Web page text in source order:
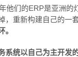
他们的ERP是亚洲的
，重新构建自己的一
。
系统以自己为主开发